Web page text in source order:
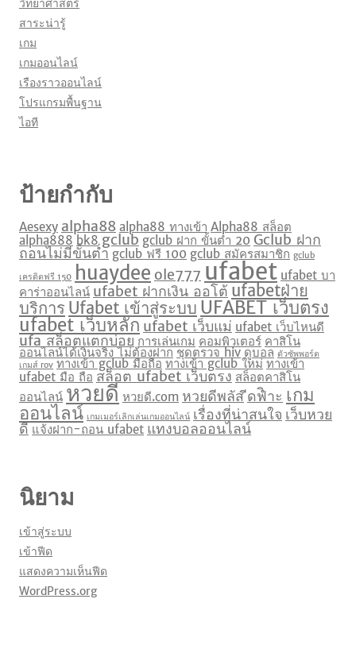
วิทยาศาสตร์
สาระน่ารู้
เกม
เกมออนไลน์
เรืองราวออนไลน์
โปรแกรมพื้นฐาน
ไอที
ป้ายกำกับ
Aesexy alpha88 alpha88 ทางเข้า Alpha88 สล็อต
alpha888 bk8 gclub gclub ฝาก ขั้นต่ำ 20 Gclub ฝาก
ถอนไม่มีขั้นต่ำ gclub ฟรี 100 gclub สมัครสมาชิก gclub
เครดิตฟรี 150 huaydee ole777 ufabet ufabet บา
คาร่าออนไลน์ ufabet ฝากเงิน ออโต้ ufabetฝ่าย
บริการ Ufabet เข้าสู่ระบบ UFABET เว็บตรง
ufabet เว็บหลัก ufabet เว็บแม่ ufabet เว็บไหนดี
ufa สล็อตแตกบ่อย การเล่นเกม คอมพิวเตอร์ คาสิโน
ออนไลน์ได้เงินจริง ไม่ต้องฝาก ชุดตรวจ hiv ดูบอล ตัวซัพพอร์ต
เกมส์ rov ทางเข้า gclub มือถือ ทางเข้า gclub ใหม่ ทางเข้า
ufabet มือ ถือ สล็อต ufabet เว็บตรง สล็อตคาสิโน
ออนไลน์ หวยดี หวยดี.com หวยดีพลัส ีดฟิำะ เกม
ออนไลน์ เกมเมอร์เลิกเล่นเกมออนไลน์ เรื่องที่น่าสนใจ เว็บหวย
ดี แจ้งฝาก-ถอน ufabet แทงบอลออนไลน์
นิยาม
เข้าสู่ระบบ
เข้าฟีด
แสดงความเห็นฟีด
WordPress.org